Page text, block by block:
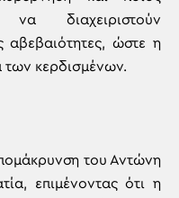
διαχειριστούν
αβεβαιότητες, ώστε η
των κερδισμένων.
του Αντώνη
επιμένοντας ότι η